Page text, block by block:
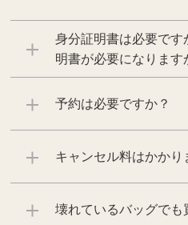
身分証明書は必要で
明書が必要になります
予約は必要ですか？
キャンセル料はかかり
壊れているバッグでも